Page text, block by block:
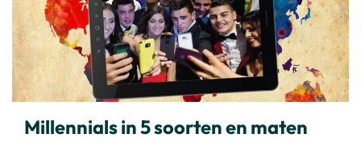
Millennials in 5 soorten en maten